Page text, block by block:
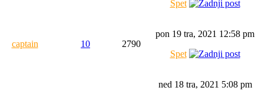
Spet
captain 10 2790
pon 19 tra, 2021 12:58 pm
Spet
ned 18 tra, 2021 5:08 pm